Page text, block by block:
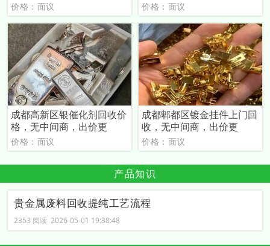
价格：面议 价格：面议
成都高新区银催化剂回收价
格，无中间商，出价更
价格：面议
成都郫都区镀金挂件上门回
收，无中间商，出价更
价格：面议
产品知识
贵金属废料回收提纯工艺流程
2353 阅读 2026-05-01 19:38:48